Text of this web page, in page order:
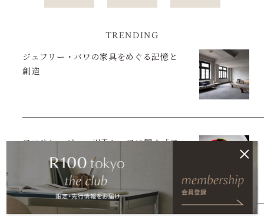
TRENDING
ジェフリー・バワの家具をめぐる記憶と
創造
フロリレージュ・川手シェフに聞く「フ
ードロス問題は解決できますか？」